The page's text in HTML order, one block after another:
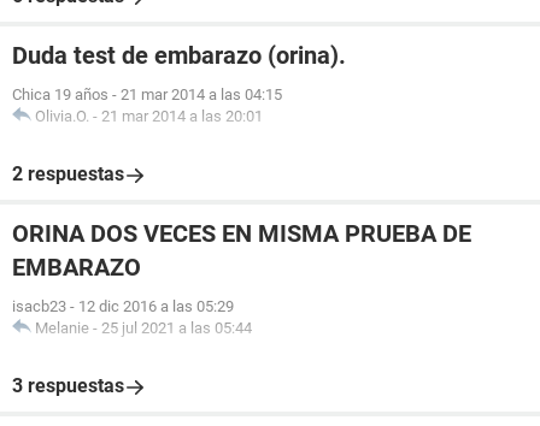
Duda test de embarazo (orina).
Chica 19 años - 21 mar 2014 a las 04:15
Olivia.O. - 21 mar 2014 a las 20:01
2 respuestas
ORINA DOS VECES EN MISMA PRUEBA DE
EMBARAZO
isacb23 - 12 dic 2016 a las 05:29
Melanie - 25 jul 2021 a las 05:44
3 respuestas